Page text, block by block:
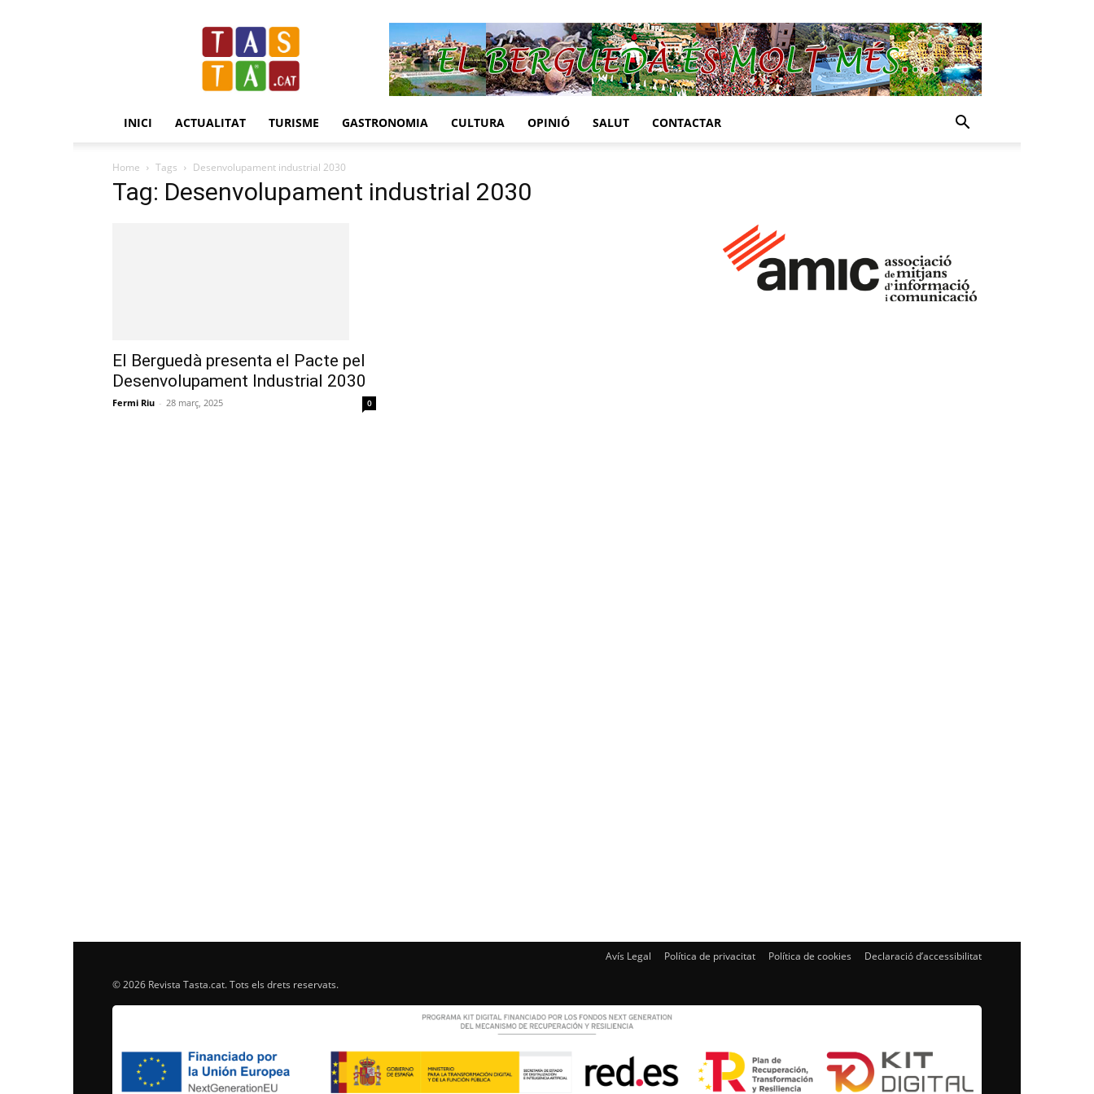
Revista
Tasta.cat
INICI ACTUALITAT TURISME GASTRONOMIA CULTURA OPINIÓ SALUT CONTACTAR
Home Tags Desenvolupament industrial 2030
Tag: Desenvolupament industrial 2030
El Berguedà presenta el Pacte pel
Desenvolupament Industrial 2030
Fermi Riu - 28 març, 2025 0
Avís Legal Política de privacitat Política de cookies Declaració d’accessibilitat
© 2026 Revista Tasta.cat. Tots els drets reservats.